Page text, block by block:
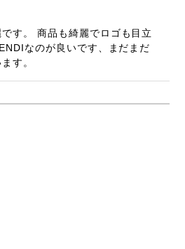
す。 商品も綺麗でロゴも目立
なのが良いです、まだまだ
す。